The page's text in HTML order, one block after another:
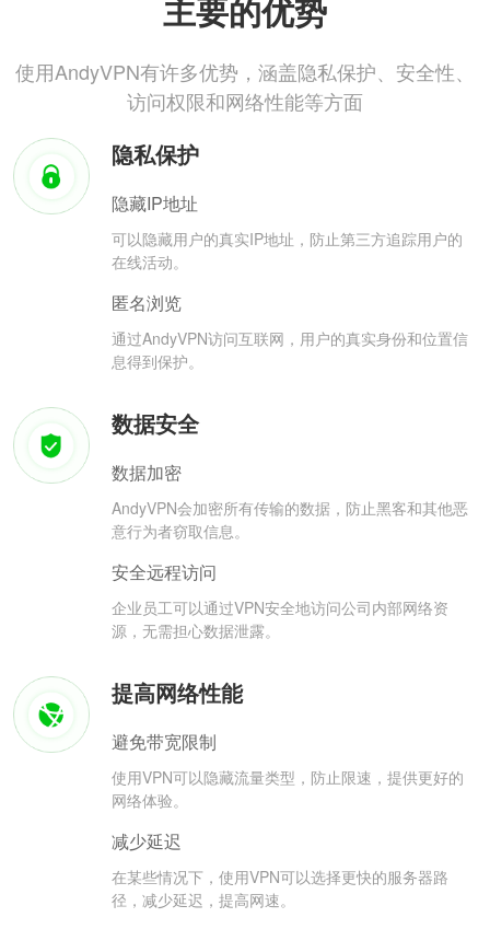
主要的优势
使用AndyVPN有许多优势，涵盖隐私保护、安全性、
访问权限和网络性能等方面
隐私保护
隐藏IP地址
可以隐藏用户的真实IP地址，防止第三方追踪用户的
在线活动。
匿名浏览
通过AndyVPN访问互联网，用户的真实身份和位置信
息得到保护。
数据安全
数据加密
AndyVPN会加密所有传输的数据，防止黑客和其他恶
意行为者窃取信息。
安全远程访问
企业员工可以通过VPN安全地访问公司内部网络资
源，无需担心数据泄露。
提高网络性能
避免带宽限制
使用VPN可以隐藏流量类型，防止限速，提供更好的
网络体验。
减少延迟
在某些情况下，使用VPN可以选择更快的服务器路
径，减少延迟，提高网速。